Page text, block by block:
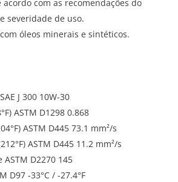
acordo com as recomendações do
severidade de uso.
óleos minerais e sintéticos.
J 300 10W-30
ASTM D1298 0.868
ASTM D445 73.1 mm²/s
ASTM D445 11.2 mm²/s
D2270 145
D97 -33°C / -27.4°F